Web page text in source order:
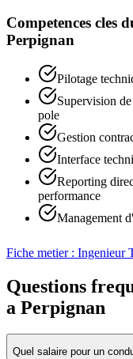
Competences cles
Perpignan
Pilotage
Supervision
pole
Gestion
Interface
Reporting
performance
Management
Fiche metier : Ingenieur
Questions
a Perpignan
Quel salaire pour un